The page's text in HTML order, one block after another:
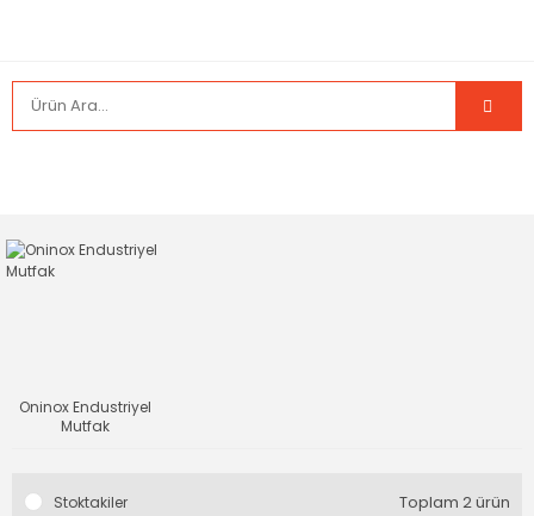
Oninox Endustriyel
Mutfak
Stoktakiler Toplam 2 ürün